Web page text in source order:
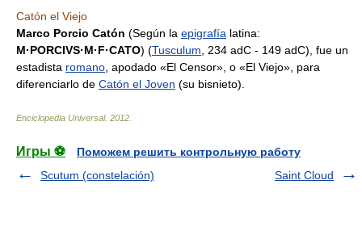
Catón el Viejo
Marco Porcio Catón (Según la epigrafía latina:
M·PORCIVS·M·F·CATO) (Tusculum , 234 adC - 149 adC), fue un
estadista romano , apodado «El Censor», o «El Viejo», para
diferenciarlo de Catón el Joven (su bisnieto).
Enciclopedia Universal. 2012
Игры ⚽
Поможем решить контрольную работу
Scutum (constelación)
Saint Cloud